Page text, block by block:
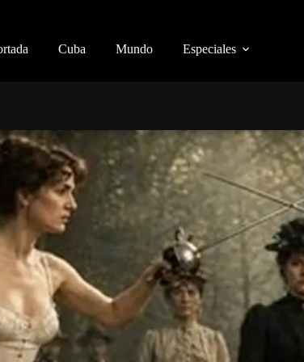
Cuba Mundo Especiales